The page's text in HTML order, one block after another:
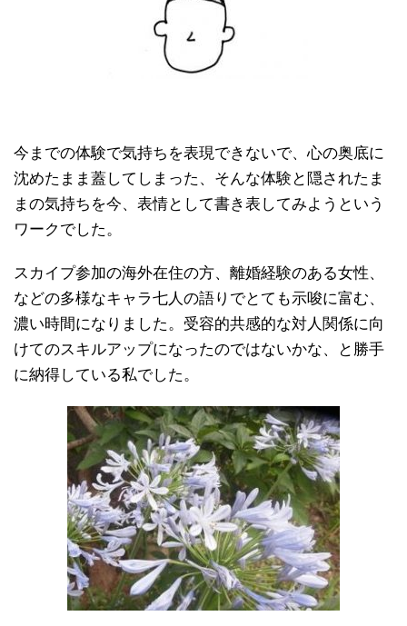
今までの体験で気持ちを表現できないで、心の奥底に
沈めたまま蓋してしまった、そんな体験と隠されたま
まの気持ちを今、表情として書き表してみようという
ワークでした。
スカイプ参加の海外在住の方、離婚経験のある女性、
などの多様なキャラ七人の語りでとても示唆に富む、
濃い時間になりました。受容的共感的な対人関係に向
けてのスキルアップになったのではないかな、と勝手
に納得している私でした。